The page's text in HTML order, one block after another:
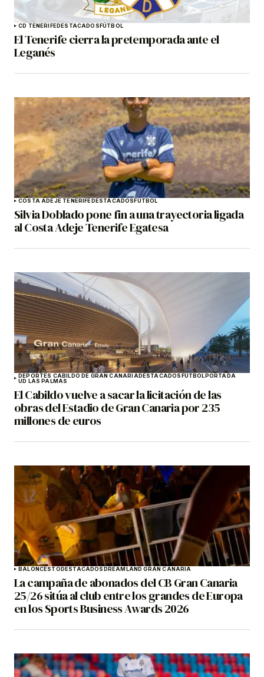
CD TENERIFEDESTACADOSFÚTBOL
El Tenerife cierra la pretemporada ante el
Leganés
COSTA ADEJE TENERIFEDESTACADOSFÚTBOL
Silvia Doblado pone fin a una trayectoria ligada
al Costa Adeje Tenerife Egatesa
DEPORTES CABILDO DE GRAN CANARIADESTACADOSFÚTBOLPORTADA
UD LAS PALMAS
El Cabildo vuelve a sacar la licitación de las
obras del Estadio de Gran Canaria por 235
millones de euros
BALONCESTODESTACADOSDREAMLAND GRAN CANARIA
La campaña de abonados del CB Gran Canaria
25/26 sitúa al club entre los grandes de Europa
en los Sports Business Awards 2026